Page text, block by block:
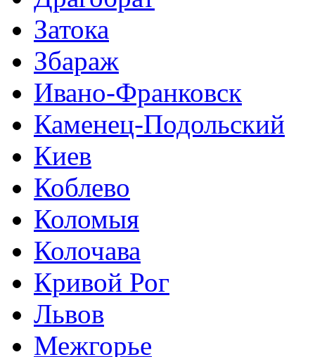
Затока
Збараж
Ивано-Франковск
Каменец-Подольский
Киев
Коблево
Коломыя
Колочава
Кривой Рог
Львов
Межгорье